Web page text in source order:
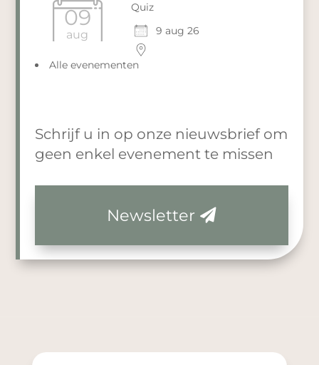
09
aug
Quiz
9 aug 26
Alle evenementen
Schrijf u in op onze nieuwsbrief om
geen enkel evenement te missen
Newsletter